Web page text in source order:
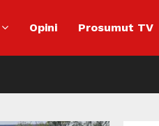
Opini Prosumut TV